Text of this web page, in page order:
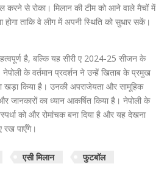
करने से रोका। मिलान की टीम को आने वाले मैचों में
होगा ताकि वे लीग में अपनी स्थिति को सुधार सकें।
है, बल्कि यह सीरी ए 2024-25 सीजन के
के वर्तमान प्रदर्शन ने उन्हें खिताब के प्रमुख
खड़ा किया है। उनकी अपराजेयता और सामूहिक
का ध्यान आकर्षित किया है। नेपोली के
को और रोमांचक बना दिया है और यह देखना
रख पाएँगे।
एसी मिलान फुटबॉल